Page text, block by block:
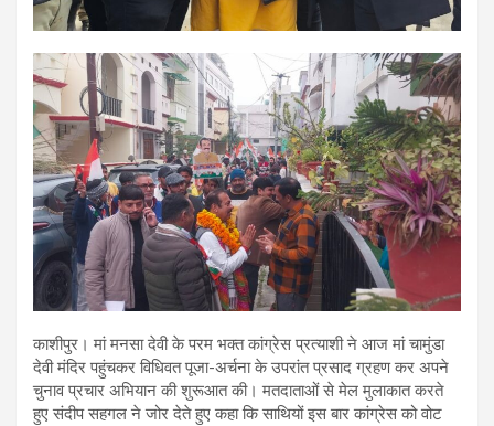
काशीपुर। मां मनसा देवी के परम भक्त कांग्रेस प्रत्याशी ने आज मां चामुंडा
देवी मंदिर पहुंचकर विधिवत पूजा-अर्चना के उपरांत प्रसाद ग्रहण कर अपने
चुनाव प्रचार अभियान की शुरूआत की। मतदाताओं से मेल मुलाकात करते
हुए संदीप सहगल ने जोर देते हुए कहा कि साथियों इस बार कांग्रेस को वोट